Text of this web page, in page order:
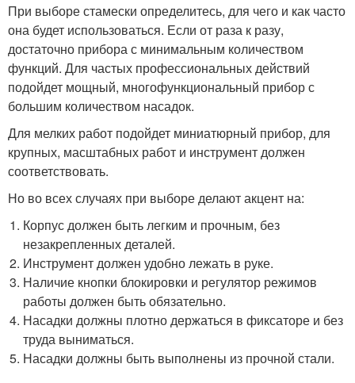
При выборе стамески определитесь, для чего и как часто
она будет использоваться. Если от раза к разу,
достаточно прибора с минимальным количеством
функций. Для частых профессиональных действий
подойдет мощный, многофункциональный прибор с
большим количеством насадок.
Для мелких работ подойдет миниатюрный прибор, для
крупных, масштабных работ и инструмент должен
соответствовать.
Но во всех случаях при выборе делают акцент на:
Корпус должен быть легким и прочным, без
незакрепленных деталей.
Инструмент должен удобно лежать в руке.
Наличие кнопки блокировки и регулятор режимов
работы должен быть обязательно.
Насадки должны плотно держаться в фиксаторе и без
труда выниматься.
Насадки должны быть выполнены из прочной стали.